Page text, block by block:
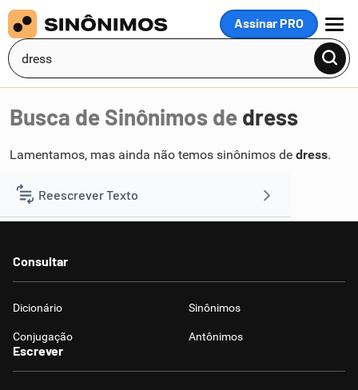
Assinar PRO
MENU
Reescrever Texto
Corrigir Texto
Detector de IA
Humanizador de IA
Busca de Sinônimos de dress
Lamentamos, mas ainda não temos sinônimos de dress.
Consultar
Dicionário Sinônimos
Conjugação Antônimos
Escrever